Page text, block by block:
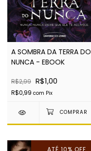
A SOMBRA DA TERRA DO
NUNCA - EBOOK
R$2,99 R$1,00
R$0,99 com Pix
ATÉ 10% OFF